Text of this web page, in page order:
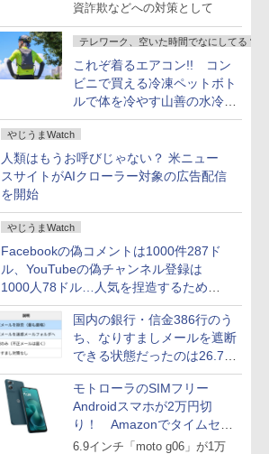
資詐欺などへの対策として
テレワーク、空いた時間でなにしてる？
これぞ着るエアコン!! コン
ビニで買える冷凍ペットボト
ルで体を冷やす山善の水冷ベ
ストがロードバイクにちょう
どいい【ぼっち・ざ・ろー
ど！その14】
やじうまWatch
人類はもうお呼びじゃない？ 米ニュー
スサイトがAIクローラー対象の広告配信
を開始
やじうまWatch
Facebookの偽コメントは1000件287ド
ル、YouTubeの偽チャンネル登録は
1000人78ドル…人気を捏造するための
価格リストが公開中
国内の銀行・信金386行のう
ち、なりすましメールを遮断
できる状態だったのは26.7％
にとどまる～GMOブランド
セキュリティ調査
モトローラのSIMフリー
Androidスマホが2万円切
り！ Amazonでタイムセー
ル
6.9インチ「moto g06」が1万